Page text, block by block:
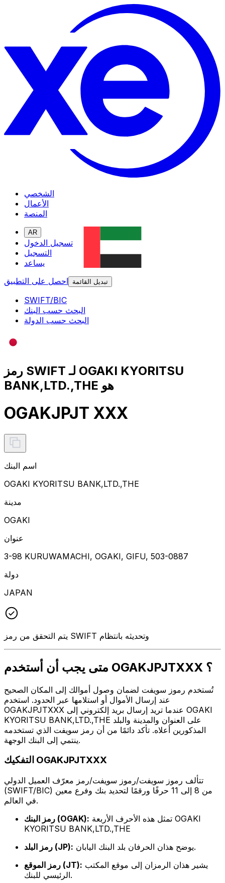
الشخصي
الأعمال
المنصة
AR
تسجيل الدخول
التسجيل
يساعد
احصل على التطبيق
تبديل القائمة
SWIFT/BIC
البحث حسب البنك
البحث حسب الدولة
رمز SWIFT لـ OGAKI KYORITSU
BANK,LTD.,THE هو
OGAKJPJT XXX
اسم البنك
OGAKI KYORITSU BANK,LTD.,THE
مدينة
OGAKI
عنوان
3-98 KURUWAMACHI, OGAKI, GIFU, 503-0887
دولة
JAPAN
يتم التحقق من رمز SWIFT وتحديثه بانتظام
متى يجب أن أستخدم OGAKJPJTXXX ؟
تُستخدم رموز سويفت لضمان وصول أموالك إلى المكان الصحيح
عند إرسال الأموال أو استلامها عبر الحدود. استخدم
OGAKJPJTXXX عندما تريد إرسال بريد إلكتروني إلى OGAKI
KYORITSU BANK,LTD.,THE على العنوان والمدينة والبلد
المذكورين أعلاه. تأكد دائمًا من أن رمز سويفت الذي تستخدمه
ينتمي إلى البنك الوجهة.
التفكيك OGAKJPJTXXX
تتألف رموز سويفت/رموز سويفت/رمز معرّف العميل الدولي
(SWIFT/BIC) من 8 إلى 11 حرفًا ورقمًا لتحديد بنك وفرع معين
في العالم.
رمز البنك (OGAK):
KYORITSU BANK,LTD.,THE
رمز البلد (JP):
يوضح هذان الحرفان بلد البنك اليابان.
رمز الموقع (JT):
الرئيسي للبنك.